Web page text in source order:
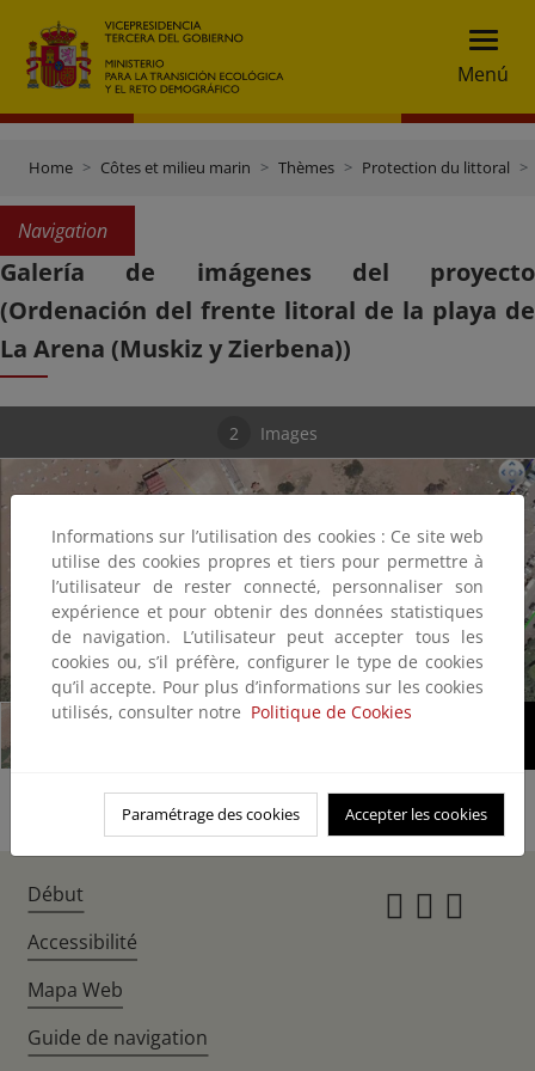
Menú
Home Côtes et milieu marin Thèmes Protection du littoral
Navigation
Galería de imágenes del proyecto
(Ordenación del frente litoral de la playa de
La Arena (Muskiz y Zierbena))
2 Images
1/2
Informations sur l’utilisation des cookies : Ce site web
utilise des cookies propres et tiers pour permettre à
l’utilisateur de rester connecté, personnaliser son
expérience et pour obtenir des données statistiques
de navigation. L’utilisateur peut accepter tous les
cookies ou, s’il préfère, configurer le type de cookies
qu’il accepte. Pour plus d’informations sur les cookies
utilisés, consulter notre Politique de Cookies
Paramétrage des cookies Accepter les cookies
Début
Accessibilité
Mapa Web
Guide de navigation